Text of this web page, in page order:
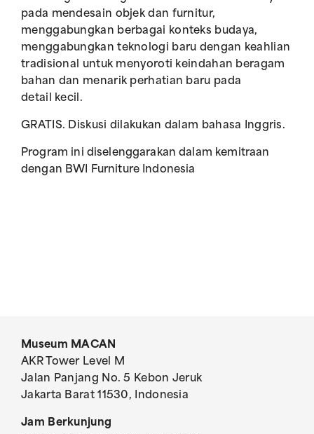
pada mendesain objek dan furnitur,
menggabungkan berbagai konteks budaya,
menggabungkan teknologi baru dengan keahlian
tradisional untuk menyoroti keindahan beragam
bahan dan menarik perhatian baru pada
detail kecil.
GRATIS. Diskusi dilakukan dalam bahasa Inggris.
Program ini diselenggarakan dalam kemitraan
dengan BWI Furniture Indonesia
Museum MACAN
AKR Tower Level M
Jalan Panjang No. 5 Kebon Jeruk
Jakarta Barat 11530, Indonesia
Jam Berkunjung